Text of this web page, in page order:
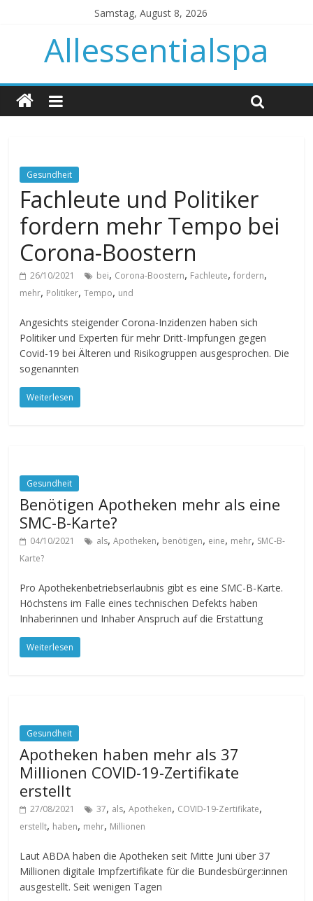
Samstag, August 8, 2026
Allessentialspa
Gesundheit
Fachleute und Politiker
fordern mehr Tempo bei
Corona-Boostern
26/10/2021 bei, Corona-Boostern, Fachleute,fordern,
mehr, Politiker,Tempo, und
Angesichts steigender Corona-Inzidenzen haben sich
Politiker und Experten für mehr Dritt-Impfungen gegen
Covid-19 bei Älteren und Risikogruppen ausgesprochen. Die
sogenannten
Weiterlesen
Gesundheit
Benötigen Apotheken mehr als eine
SMC-B-Karte?
04/10/2021 als,Apotheken, benötigen, eine, mehr, SMC-B-
Karte?
Pro Apothekenbetriebserlaubnis gibt es eine SMC-B-Karte.
Höchstens im Falle eines technischen Defekts haben
Inhaberinnen und Inhaber Anspruch auf die Erstattung
Weiterlesen
Gesundheit
Apotheken haben mehr als 37
Millionen COVID-19-Zertifikate
erstellt
27/08/2021 37, als,Apotheken, COVID-19-Zertifikate,
erstellt, haben, mehr, Millionen
Laut ABDA haben die Apotheken seit Mitte Juni über 37
Millionen digitale Impfzertifikate für die Bundesbürger:innen
ausgestellt. Seit wenigen Tagen